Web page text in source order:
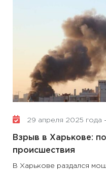
29 апреля 2025 года
Взрыв в Харькове:
происшествия
В Харькове раздался